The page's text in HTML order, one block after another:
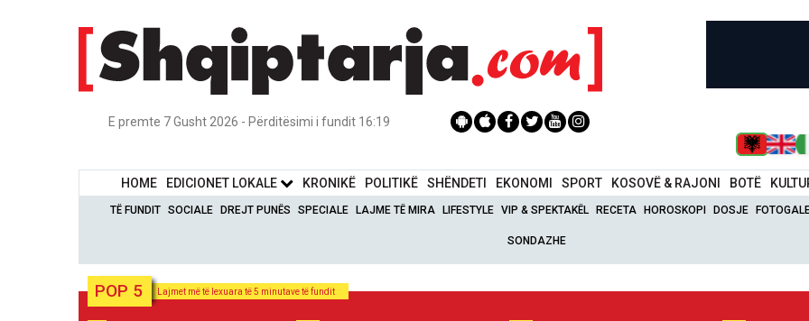
E premte 7 Gusht 2026 - Përditësimi i fundit 16:19
HOME EDICIONET LOKALE KRONIKË POLITIKË SHËNDETI EKONOMI SPORT KOSOVË & RAJONI BOTË
TË FUNDIT SOCIALE DREJT PUNËS SPECIALE LAJME TË MIRA LIFESTYLE VIP & SPEKTAKËL RECETA HOROSKOPI DOSJE
SONDAZHE
POP 5 Lajmet më të lexuara të 5 minutave të fundit